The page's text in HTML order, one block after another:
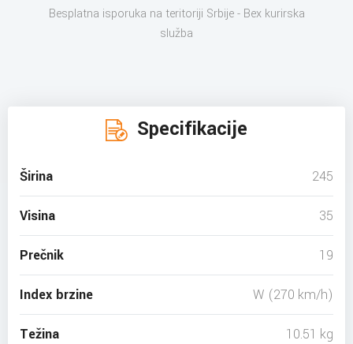
Besplatna isporuka na teritoriji Srbije - Bex kurirska
služba
Specifikacije
Širina 245
Visina 35
Prečnik 19
Index brzine W (270 km/h)
Težina 10.51 kg